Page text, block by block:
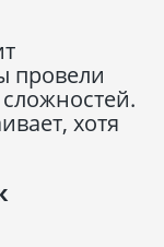
провели
хотя